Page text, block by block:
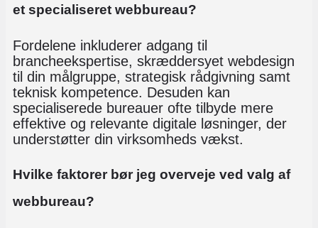
et specialiseret webbureau?
Fordelene inkluderer adgang til
brancheekspertise, skræddersyet webdesign
til din målgruppe, strategisk rådgivning samt
teknisk kompetence. Desuden kan
specialiserede bureauer ofte tilbyde mere
effektive og relevante digitale løsninger, der
understøtter din virksomheds vækst.
Hvilke faktorer bør jeg overveje ved valg af
webbureau?